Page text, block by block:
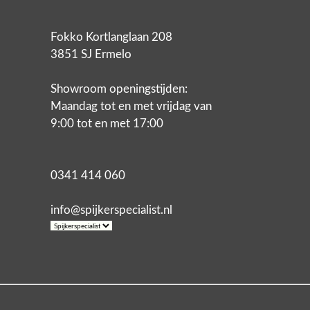
Fokko Kortlanglaan 208
3851 SJ Ermelo
Showroom openingstijden:
Maandag tot en met vrijdag van
9:00 tot en met 17:00
0341 414 060
info@spijkerspecialist.nl